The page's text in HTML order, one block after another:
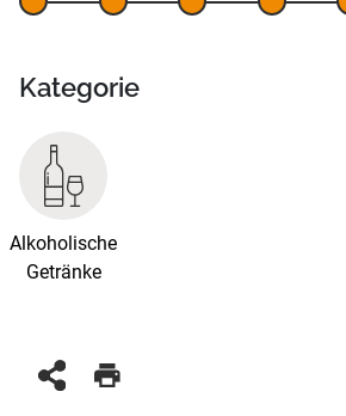
Kategorie
Alkoholische
Getränke